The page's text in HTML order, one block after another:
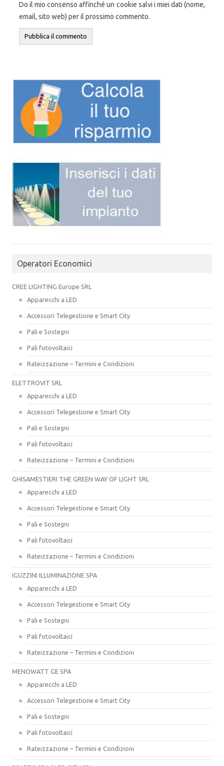
Do il mio consenso affinché un cookie salvi i miei dati (nome,
email, sito web) per il prossimo commento.
Operatori Economici
CREE LIGHTING Europe SRL
Apparecchi a LED
Accessori Telegestione e Smart City
Pali e Sostegni
Pali fotovoltaici
Rateizzazione – Termini e Condizioni
ELETTROVIT SRL
Apparecchi a LED
Accessori Telegestione e Smart City
Pali e Sostegni
Pali fotovoltaici
Rateizzazione – Termini e Condizioni
GHISAMESTIERI THE GREEN WAY OF LIGHT SRL
Apparecchi a LED
Accessori Telegestione e Smart City
Pali e Sostegni
Pali fotovoltaici
Rateizzazione – Termini e Condizioni
IGUZZINI ILLUMINAZIONE SPA
Apparecchi a LED
Accessori Telegestione e Smart City
Pali e Sostegni
Pali fotovoltaici
Rateizzazione – Termini e Condizioni
MENOWATT GE SPA
Apparecchi a LED
Accessori Telegestione e Smart City
Pali e Sostegni
Pali fotovoltaici
Rateizzazione – Termini e Condizioni